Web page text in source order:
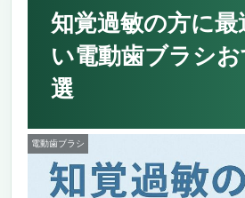
知覚過敏の方に最
い電動歯ブラシ
選
電動歯ブラシ